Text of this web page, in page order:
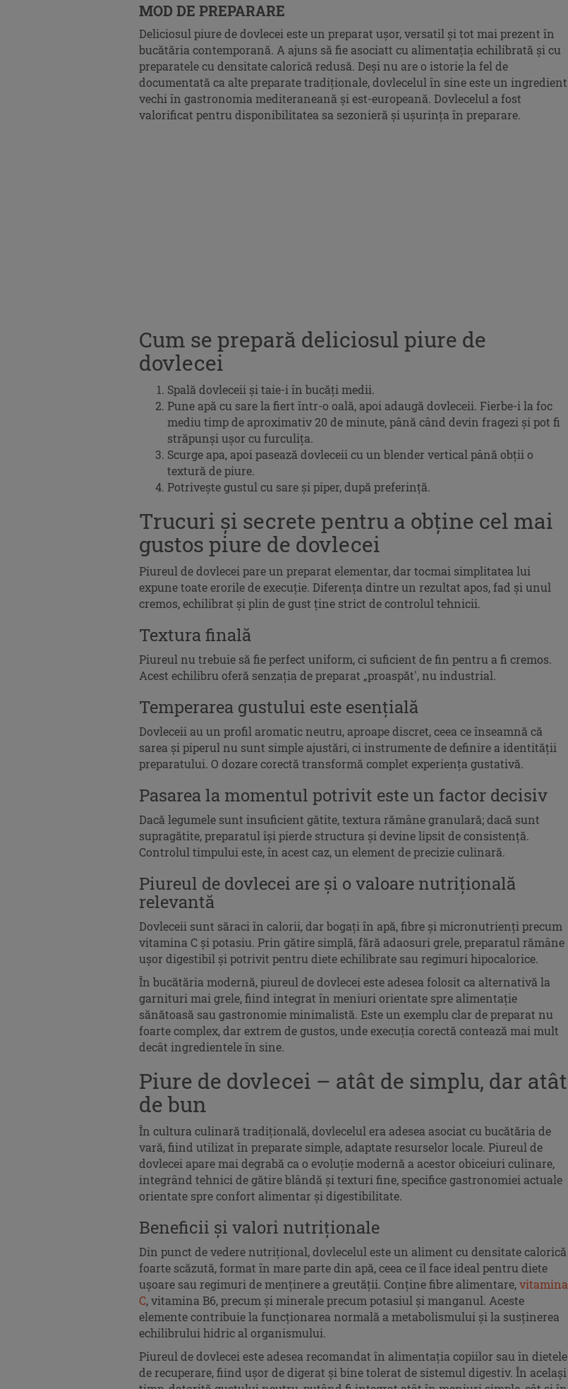
MOD DE PREPARARE
Deliciosul piure de dovlecei este un preparat ușor, versatil și tot mai prezent în
bucătăria contemporană. A ajuns să fie asociatt cu alimentația echilibrată și cu
preparatele cu densitate calorică redusă. Deși nu are o istorie la fel de
documentată ca alte preparate tradiționale, dovlecelul în sine este un ingredient
vechi în gastronomia mediteraneană și est-europeană. Dovlecelul a fost
valorificat pentru disponibilitatea sa sezonieră și ușurința în preparare.
Cum se prepară deliciosul piure de
dovlecei
Spală dovleceii și taie-i în bucăți medii.
Pune apă cu sare la fiert într-o oală, apoi adaugă dovleceii. Fierbe-i la foc
mediu timp de aproximativ 20 de minute, până când devin fragezi și pot fi
străpunși ușor cu furculița.
Scurge apa, apoi pasează dovleceii cu un blender vertical până obții o
textură de piure.
Potrivește gustul cu sare și piper, după preferință.
Trucuri și secrete pentru a obține cel mai
gustos piure de dovlecei
Piureul de dovlecei pare un preparat elementar, dar tocmai simplitatea lui
expune toate erorile de execuție. Diferența dintre un rezultat apos, fad și unul
cremos, echilibrat și plin de gust ține strict de controlul tehnicii.
Textura finală
Piureul nu trebuie să fie perfect uniform, ci suficient de fin pentru a fi cremos.
Acest echilibru oferă senzația de preparat „proaspăt', nu industrial.
Temperarea gustului este esențială
Dovleceii au un profil aromatic neutru, aproape discret, ceea ce înseamnă că
sarea și piperul nu sunt simple ajustări, ci instrumente de definire a identității
preparatului. O dozare corectă transformă complet experiența gustativă.
Pasarea la momentul potrivit este un factor decisiv
Dacă legumele sunt insuficient gătite, textura rămâne granulară; dacă sunt
supragătite, preparatul își pierde structura și devine lipsit de consistență.
Controlul timpului este, în acest caz, un element de precizie culinară.
Piureul de dovlecei are și o valoare nutrițională
relevantă
Dovleceii sunt săraci în calorii, dar bogați în apă, fibre și micronutrienți precum
vitamina C și potasiu. Prin gătire simplă, fără adaosuri grele, preparatul rămâne
ușor digestibil și potrivit pentru diete echilibrate sau regimuri hipocalorice.
În bucătăria modernă, piureul de dovlecei este adesea folosit ca alternativă la
garnituri mai grele, fiind integrat în meniuri orientate spre alimentație
sănătoasă sau gastronomie minimalistă. Este un exemplu clar de preparat nu
foarte complex, dar extrem de gustos, unde execuția corectă contează mai mult
decât ingredientele în sine.
Piure de dovlecei – atât de simplu, dar atât
de bun
În cultura culinară tradițională, dovlecelul era adesea asociat cu bucătăria de
vară, fiind utilizat în preparate simple, adaptate resurselor locale. Piureul de
dovlecei apare mai degrabă ca o evoluție modernă a acestor obiceiuri culinare,
integrând tehnici de gătire blândă și texturi fine, specifice gastronomiei actuale
orientate spre confort alimentar și digestibilitate.
Beneficii și valori nutriționale
Din punct de vedere nutrițional, dovlecelul este un aliment cu densitate calorică
foarte scăzută, format în mare parte din apă, ceea ce îl face ideal pentru diete
ușoare sau regimuri de menținere a greutății. Conține fibre alimentare,vitamina
C, vitamina B6, precum și minerale precum potasiul și manganul. Aceste
elemente contribuie la funcționarea normală a metabolismului și la susținerea
echilibrului hidric al organismului.
Piureul de dovlecei este adesea recomandat în alimentația copiilor sau în dietele
de recuperare, fiind ușor de digerat și bine tolerat de sistemul digestiv. În același